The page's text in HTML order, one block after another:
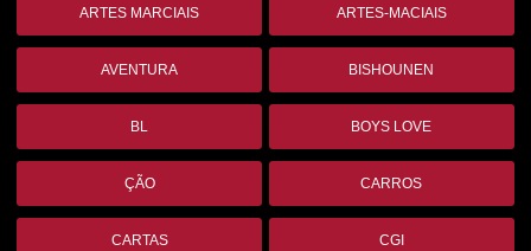
ARTES MARCIAIS ARTES-MACIAIS
AVENTURA BISHOUNEN
BL BOYS LOVE
ÇÃO CARROS
CARTAS CGI